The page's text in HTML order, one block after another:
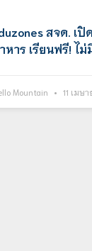
สจด. เ
หาร เรียนฟรี! ไ
Mountain 11 เมษ